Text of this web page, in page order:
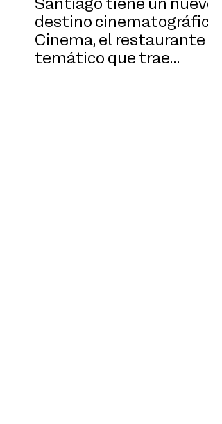
Santiago tiene un nuevo
destino cinematográfico:
Cinema, el restaurante
temático que trae